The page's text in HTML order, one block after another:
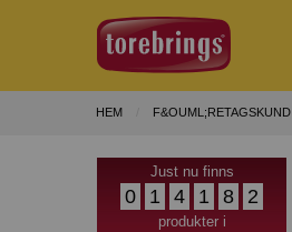
HEM F&OUML;RETAGSKUND
Just nu finns
0 1 4 1 8 2
produkter i